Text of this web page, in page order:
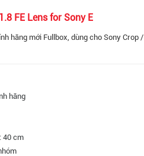
FE Lens for Sony E
hãng mới Fullbox, dùng cho Sony Crop /
hãng
40 cm